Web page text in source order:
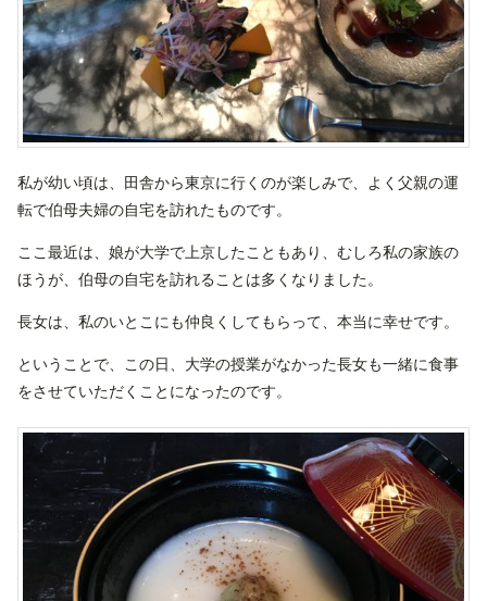
私が幼い頃は、田舎から東京に行くのが楽しみで、よく父親の運
転で伯母夫婦の自宅を訪れたものです。
ここ最近は、娘が大学で上京したこともあり、むしろ私の家族の
ほうが、伯母の自宅を訪れることは多くなりました。
長女は、私のいとこにも仲良くしてもらって、本当に幸せです。
ということで、この日、大学の授業がなかった長女も一緒に食事
をさせていただくことになったのです。